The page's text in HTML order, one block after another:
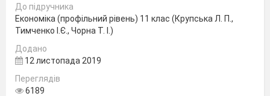
До підручника
Економіка (профільний рівень) 11 клас (Крупська Л. П.,
Тимченко І.Є., Чорна Т. І.)
Додано
12 листопада 2019
Переглядів
6189